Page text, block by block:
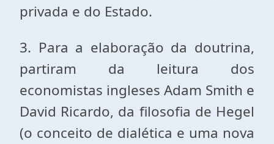
privada e do Estado.
3. Para a elaboração da doutrina,
partiram da leitura dos
economistas ingleses Adam Smith e
David Ricardo, da filosofia de Hegel
(o conceito de dialética e uma nova